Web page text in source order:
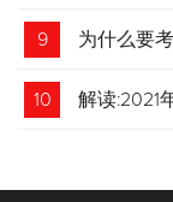
9 为什么要
10 解读:2021